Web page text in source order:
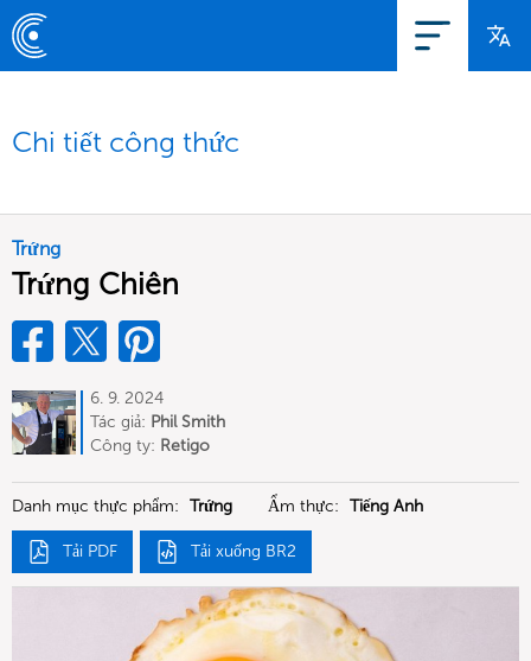
Chi tiết công thức
Trứng
Trứng Chiên
6. 9. 2024
Tác giả: Phil Smith
Công ty: Retigo
Danh mục thực phẩm: Trứng Ẩm thực: Tiếng Anh
Tải PDF Tải xuống BR2